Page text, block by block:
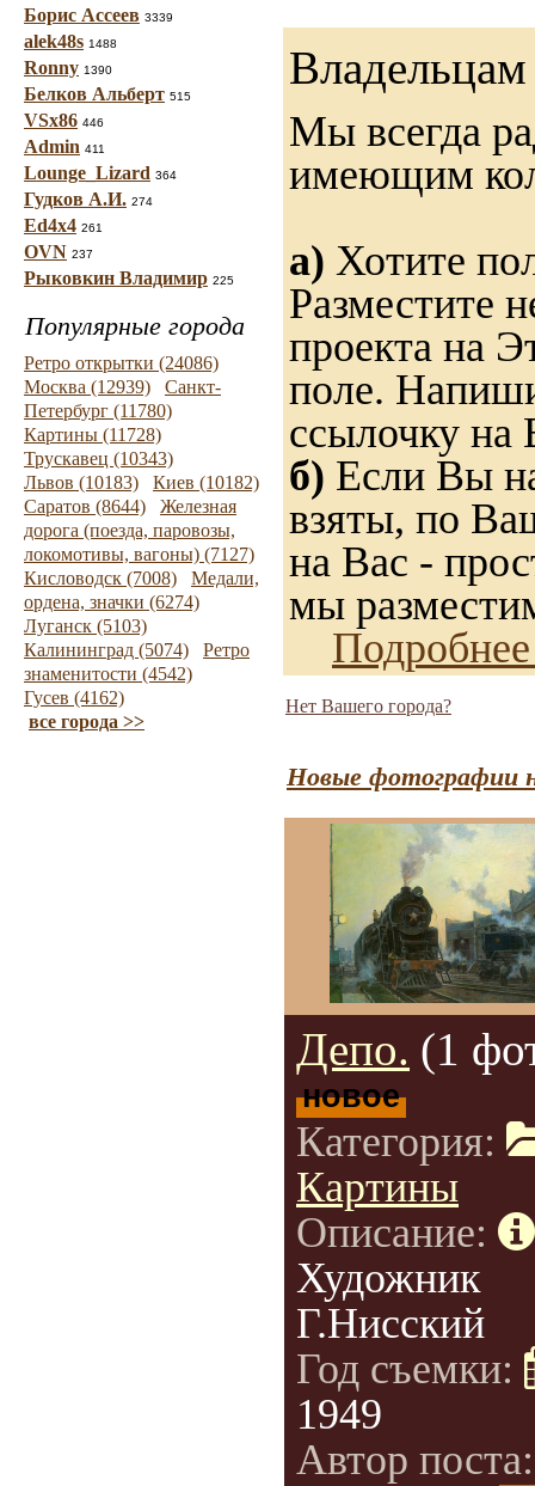
Борис Ассеев 3339
alek48s 1488
Ronny 1390
Белков Альберт 515
VSx86 446
Admin 411
Lounge_Lizard 364
Гудков А.И. 274
Ed4x4 261
OVN 237
Рыковкин Владимир 225
Популярные города
Ретро открытки (24086)
Москва (12939)
Санкт-
Петербург (11780)
Картины (11728)
Трускавец (10343)
Львов (10183)
Киев (10182)
Саратов (8644)
Железная
дорога (поезда, паровозы,
локомотивы, вагоны) (7127)
Кисловодск (7008)
Медали,
ордена, значки (6274)
Луганск (5103)
Калининград (5074)
Ретро
знаменитости (4542)
Гусев (4162)
все города >>
Мы всегда
имеющим
а) Хотите
Разместите
проекта на
поле.
ссылочку
б) Если Вы
взяты, по
на Вас -
мы
Нет Вашего города?
Новые фотографии
Депо. (1
новое
Категория:
Картины
Описание:
Художник
Г.Нисский
Год съемки:
1949
Автор